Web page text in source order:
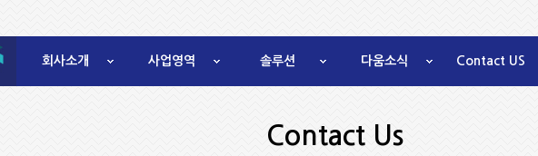
회사소개 사업영역 솔루션 다움소식 Contact US
Contact Us